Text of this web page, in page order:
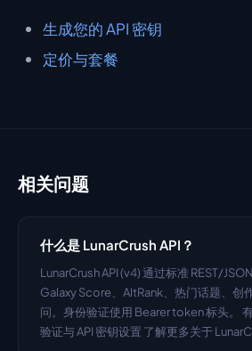
生成您的 API 密钥
定价与套餐
相关问题
什么是 LunarCrush API？
LunarCrush API (v4) 通过标准 REST/
Galaxy Score、AltRank、热门话题、创
问。身份验证使用 Bearer token 标头。
验证与 API 密钥设置 了解更多关于